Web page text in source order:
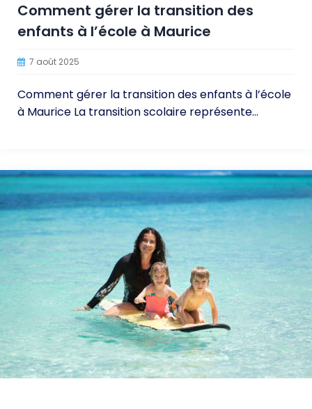
Comment gérer la transition des
enfants à l’école à Maurice
7 août 2025
Comment gérer la transition des enfants à l’école
à Maurice La transition scolaire représente...